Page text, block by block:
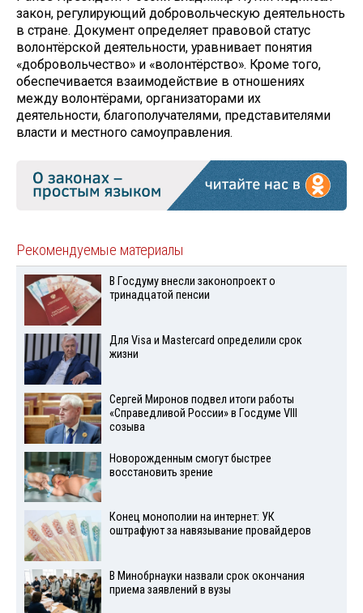
закон, регулирующий добровольческую деятельность
в стране. Документ определяет правовой статус
волонтёрской деятельности, уравнивает понятия
«добровольчество» и «волонтёрство». Кроме того,
обеспечивается взаимодействие в отношениях
между волонтёрами, организаторами их
деятельности, благополучателями, представителями
власти и местного самоуправления.
Рекомендуемые материалы
В Госдуму внесли законопроект о
тринадцатой пенсии
Для Visа и Mastercard определили срок
жизни
Сергей Миронов подвел итоги работы
«Справедливой России» в Госдуме VIII
созыва
Новорожденным смогут быстрее
восстановить зрение
Конец монополии на интернет: УК
оштрафуют за навязывание провайдеров
В Минобрнауки назвали срок окончания
приема заявлений в вузы